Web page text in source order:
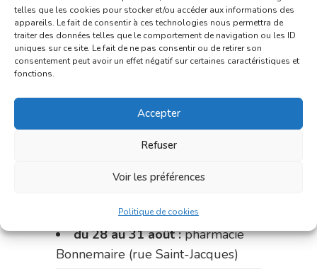
telles que les cookies pour stocker et/ou accéder aux informations des
appareils. Le fait de consentir à ces technologies nous permettra de
traiter des données telles que le comportement de navigation ou les ID
uniques sur ce site. Le fait de ne pas consentir ou de retirer son
consentement peut avoir un effet négatif sur certaines caractéristiques et
fonctions.
Accepter
Refuser
Voir les préférences
Politique de cookies
du 15 au 17 août :pharmacie
du marché (2 allées Aristide
Briand)
Charignon-Dumas (La Fouillade)
du 17 au 21 août :
du 21 au 28 août :pharmacie
Dupont (place de la République)
du 28 au 31 août :pharmacie
Bonnemaire (rue Saint-Jacques)